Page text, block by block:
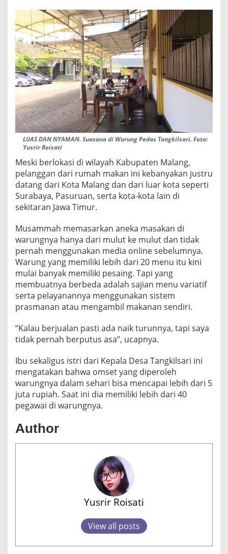
LUAS DAN NYAMAN. Suasana di Warung Pedas Tangkilsari. Foto:
Yusrir Roisati
Meski berlokasi di wilayah Kabupaten Malang,
pelanggan dari rumah makan ini kebanyakan justru
datang dari Kota Malang dan dari luar kota seperti
Surabaya, Pasuruan, serta kota-kota lain di
sekitaran Jawa Timur.
Musammah memasarkan aneka masakan di
warungnya hanya dari mulut ke mulut dan tidak
pernah menggunakan media online sebelumnya.
Warung yang memiliki lebih dari 20 menu itu kini
mulai banyak memiliki pesaing. Tapi yang
membuatnya berbeda adalah sajian menu variatif
serta pelayanannya menggunakan sistem
prasmanan atau mengambil makanan sendiri.
“Kalau berjualan pasti ada naik turunnya, tapi saya
tidak pernah berputus asa”, ucapnya.
Ibu sekaligus istri dari Kepala Desa Tangkilsari ini
mengatakan bahwa omset yang diperoleh
warungnya dalam sehari bisa mencapai lebih dari 5
juta rupiah. Saat ini dia memiliki lebih dari 40
pegawai di warungnya.
Author
Yusrir Roisati
View all posts